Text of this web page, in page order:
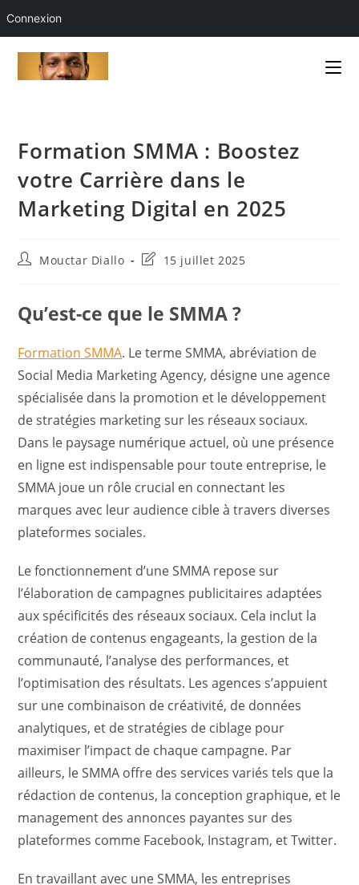
Connexion
Formation SMMA : Boostez
votre Carrière dans le
Marketing Digital en 2025
Auteur/autrice
publication :
Mouctar Diallo
Dernière
la
publication :
15 juillet 2025
Qu’est-ce que le SMMA ?
Formation SMMA. Le terme SMMA, abréviation de
Social Media Marketing Agency, désigne une agence
spécialisée dans la promotion et le développement
de stratégies marketing sur les réseaux sociaux.
Dans le paysage numérique actuel, où une présence
en ligne est indispensable pour toute entreprise, le
SMMA joue un rôle crucial en connectant les
marques avec leur audience cible à travers diverses
plateformes sociales.
Le fonctionnement d’une SMMA repose sur
l’élaboration de campagnes publicitaires adaptées
aux spécificités des réseaux sociaux. Cela inclut la
création de contenus engageants, la gestion de la
communauté, l’analyse des performances, et
l’optimisation des résultats. Les agences s’appuient
sur une combinaison de créativité, de données
analytiques, et de stratégies de ciblage pour
maximiser l’impact de chaque campagne. Par
ailleurs, le SMMA offre des services variés tels que la
rédaction de contenus, la conception graphique, et le
management des annonces payantes sur des
plateformes comme Facebook, Instagram, et Twitter.
En travaillant avec une SMMA, les entreprises